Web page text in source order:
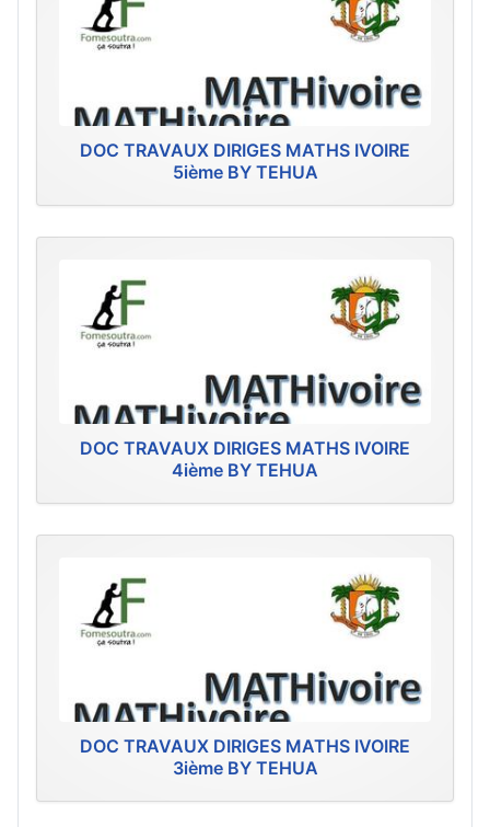
DOC TRAVAUX DIRIGES MATHS IVOIRE
5ième BY TEHUA
DOC TRAVAUX DIRIGES MATHS IVOIRE
4ième BY TEHUA
DOC TRAVAUX DIRIGES MATHS IVOIRE
3ième BY TEHUA